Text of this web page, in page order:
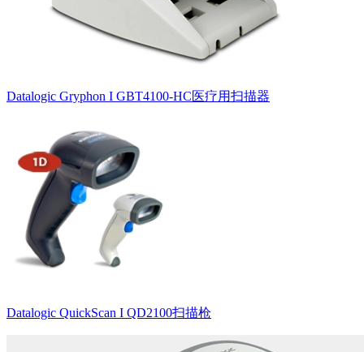
Datalogic Gryphon I GBT4100-HC医疗用扫描器
Datalogic QuickScan I QD2100扫描枪